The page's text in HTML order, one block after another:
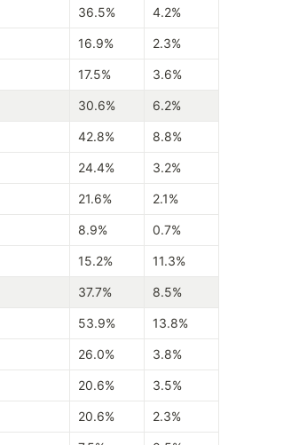
36.5% 4.2%
16.9% 2.3%
17.5% 3.6%
30.6% 6.2%
42.8% 8.8%
24.4% 3.2%
21.6% 2.1%
8.9% 0.7%
15.2% 11.3%
37.7% 8.5%
53.9% 13.8%
26.0% 3.8%
20.6% 3.5%
20.6% 2.3%